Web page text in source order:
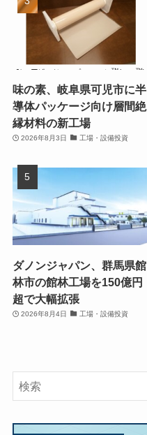
味の素、岐阜県可児市に半
導体パッケージ向け層間絶
縁材料の新工場
2026年8月3日 工場・設備投資
ダノンジャパン、群馬県館
林市の館林工場を150億円
超で大幅拡張
2026年8月4日 工場・設備投資